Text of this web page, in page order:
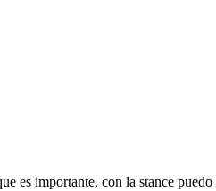
es importante, con la stance